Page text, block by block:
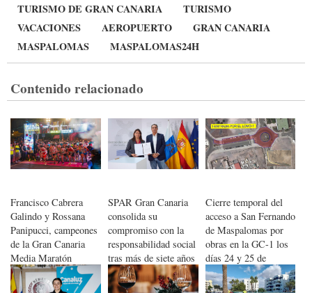
TURISMO DE GRAN CANARIA
TURISMO
VACACIONES
AEROPUERTO
GRAN CANARIA
MASPALOMAS
MASPALOMAS24H
Contenido relacionado
Francisco Cabrera
Galindo y Rossana
Panipucci, campeones
de la Gran Canaria
Media Maratón
Alcalde Camilo
Sánchez
SPAR Gran Canaria
consolida su
compromiso con la
responsabilidad social
tras más de siete años
en la Red Canaria de
RSC
Cierre temporal del
acceso a San Fernando
de Maspalomas por
obras en la GC-1 los
días 24 y 25 de
noviembre